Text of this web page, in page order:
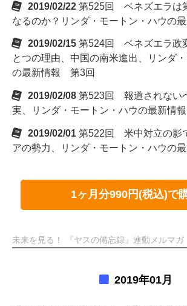
2019/02/22 第525回 ベネズエラは
なるのか？リンダ・モートン・ハウの
2019/02/15 第524回 ベネズエラ政
とつの理由、中国の南米進出、リンダ
の最新情報 第3回
2019/02/08 第523回 報道されない
実、リンダ・モートン・ハウの最新情
2019/02/01 第522回 米中対立の影
アの勢力、リンダ・モートン・ハウの
1ヶ月分990円(税込)で
未来を見る！ 『ヤスの備忘録』連動メルマガ
2019年01月